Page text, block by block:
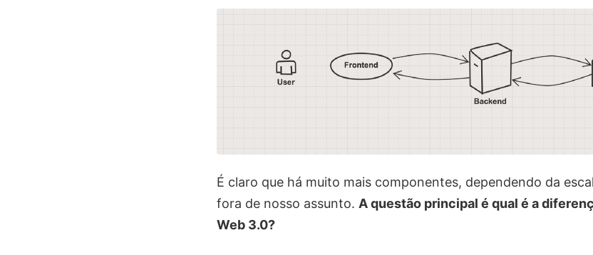
É claro que há muito mais componentes, dependendo da
fora de nosso assunto. A questão principal é qual é a
Web 3.0?